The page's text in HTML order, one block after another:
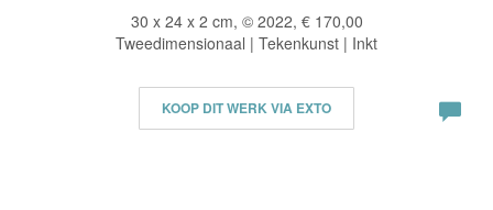
30 x 24 x 2 cm, © 2022, € 170,00
Tweedimensionaal | Tekenkunst | Inkt
KOOP DIT WERK VIA EXTO